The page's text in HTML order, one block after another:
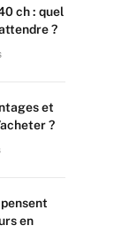
ch : quel
?
et
?
en